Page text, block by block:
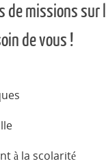
de missions sur
de vous !
à la scolarité